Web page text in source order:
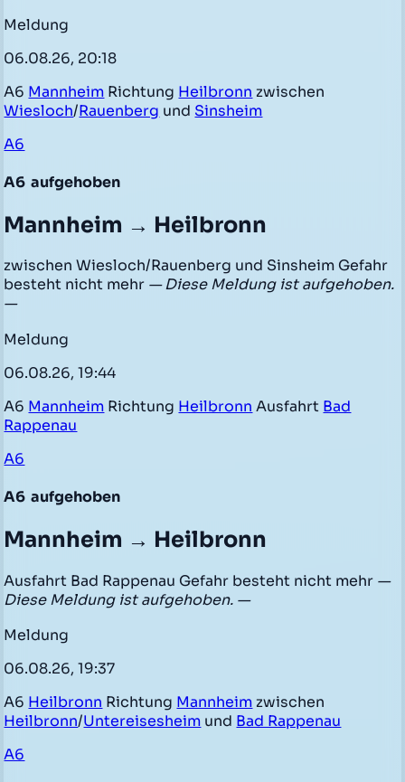
Meldung
06.08.26, 20:18
A6 Mannheim Richtung Heilbronn zwischen
Wiesloch/Rauenberg und Sinsheim
A6
A6 aufgehoben
Mannheim → Heilbronn
zwischen Wiesloch/Rauenberg und Sinsheim Gefahr
besteht nicht mehr — Diese Meldung ist aufgehoben.
—
Meldung
06.08.26, 19:44
A6 Mannheim Richtung Heilbronn Ausfahrt Bad
Rappenau
A6
A6 aufgehoben
Mannheim → Heilbronn
Ausfahrt Bad Rappenau Gefahr besteht nicht mehr —
Diese Meldung ist aufgehoben. —
Meldung
06.08.26, 19:37
A6 Heilbronn Richtung Mannheim zwischen
Heilbronn/Untereisesheim und Bad Rappenau
A6